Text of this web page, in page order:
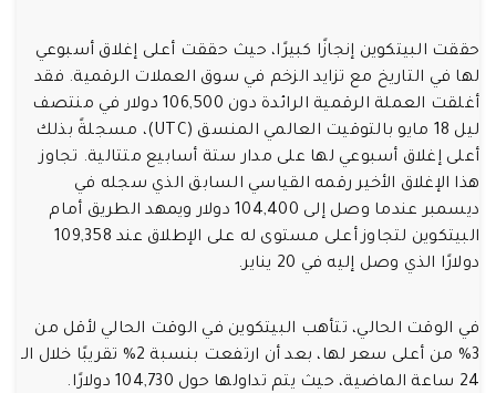
حققت البيتكوين إنجازًا كبيرًا، حيث حققت أعلى إغلاق أسبوعي
لها في التاريخ مع تزايد الزخم في سوق العملات الرقمية. فقد
أغلقت العملة الرقمية الرائدة دون 106,500 دولار في منتصف
ليل 18 مايو بالتوقيت العالمي المنسق (UTC)، مسجلةً بذلك
أعلى إغلاق أسبوعي لها على مدار ستة أسابيع متتالية. تجاوز
هذا الإغلاق الأخير رقمه القياسي السابق الذي سجله في
ديسمبر عندما وصل إلى 104,400 دولار ويمهد الطريق أمام
البيتكوين لتجاوز أعلى مستوى له على الإطلاق عند 109,358
دولارًا الذي وصل إليه في 20 يناير.
في الوقت الحالي، تتأهب البيتكوين في الوقت الحالي لأقل من
3% من أعلى سعر لها، بعد أن ارتفعت بنسبة 2% تقريبًا خلال الـ
24 ساعة الماضية، حيث يتم تداولها حول 104,730 دولارًا.